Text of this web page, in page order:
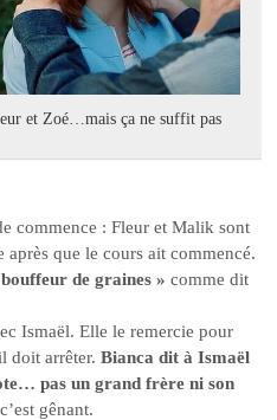
et Zoé…mais ça ne suffit pas
commence : Fleur et Malik sont
que le cours ait commencé.
de graines » comme dit
Ismaël. Elle le remercie pour
doit arrêter.Bianca dit à Ismaël
pas un grand frère ni son
gênant.